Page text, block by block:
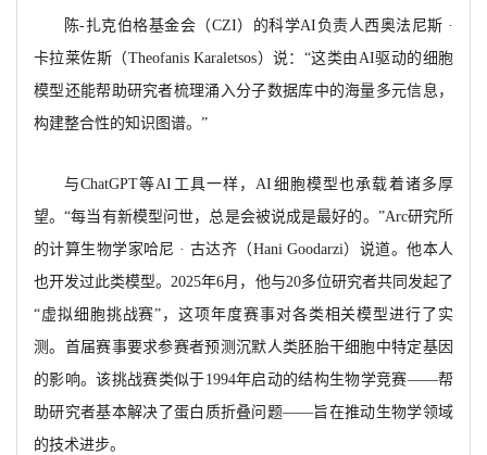
陈-扎克伯格基金会（CZI）的科学AI负责人西奥法尼斯 ·
卡拉莱佐斯（Theofanis Karaletsos）说：“这类由AI驱动的细胞
模型还能帮助研究者梳理涌入分子数据库中的海量多元信息，
构建整合性的知识图谱。”
与ChatGPT等AI工具一样，AI细胞模型也承载着诸多厚
望。“每当有新模型问世，总是会被说成是最好的。”Arc研究所
的计算生物学家哈尼 · 古达齐（Hani Goodarzi）说道。他本人
也开发过此类模型。2025年6月，他与20多位研究者共同发起了
“虚拟细胞挑战赛”，这项年度赛事对各类相关模型进行了实
测。首届赛事要求参赛者预测沉默人类胚胎干细胞中特定基因
的影响。该挑战赛类似于1994年启动的结构生物学竞赛——帮
助研究者基本解决了蛋白质折叠问题——旨在推动生物学领域
的技术进步。